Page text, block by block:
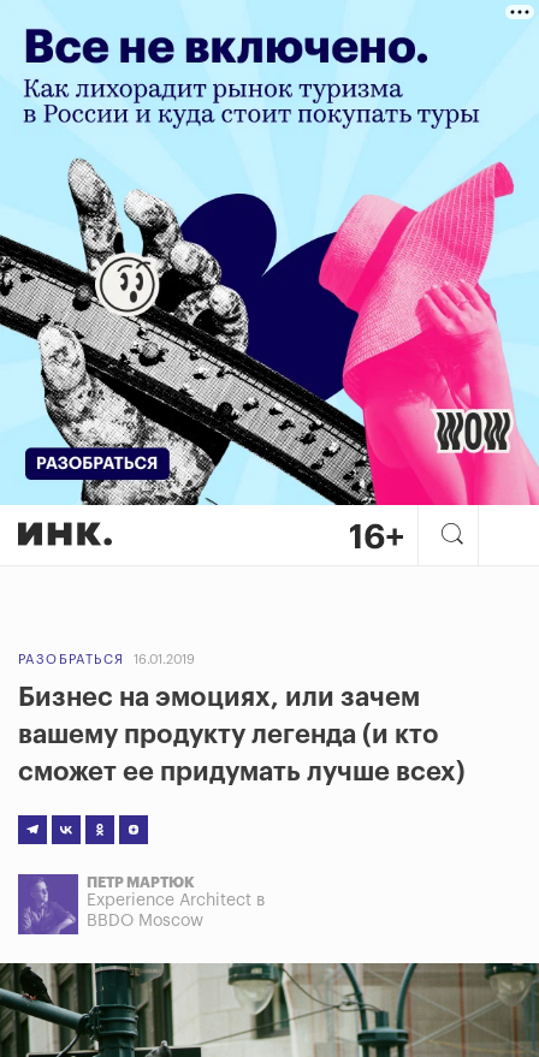
РАЗОБРАТЬСЯ 16.01.2019
Бизнес на эмоциях, или зачем
вашему продукту легенда (и кто
сможет ее придумать лучше всех)
ПЕТР МАРТЮК
Experience Architect в
BBDO Moscow